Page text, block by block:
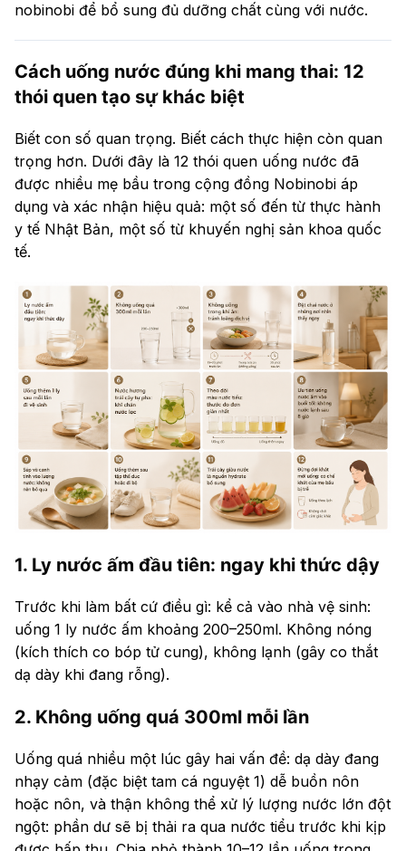
nobinobi để bổ sung đủ dưỡng chất cùng với nước.
Cách uống nước đúng khi mang thai: 12
thói quen tạo sự khác biệt
Biết con số quan trọng. Biết cách thực hiện còn quan
trọng hơn. Dưới đây là 12 thói quen uống nước đã
được nhiều mẹ bầu trong cộng đồng Nobinobi áp
dụng và xác nhận hiệu quả: một số đến từ thực hành
y tế Nhật Bản, một số từ khuyến nghị sản khoa quốc
tế.
1. Ly nước ấm đầu tiên: ngay khi thức dậy
Trước khi làm bất cứ điều gì: kể cả vào nhà vệ sinh:
uống 1 ly nước ấm khoảng 200–250ml. Không nóng
(kích thích co bóp tử cung), không lạnh (gây co thắt
dạ dày khi đang rỗng).
2. Không uống quá 300ml mỗi lần
Uống quá nhiều một lúc gây hai vấn đề: dạ dày đang
nhạy cảm (đặc biệt tam cá nguyệt 1) dễ buồn nôn
hoặc nôn, và thận không thể xử lý lượng nước lớn đột
ngột: phần dư sẽ bị thải ra qua nước tiểu trước khi kịp